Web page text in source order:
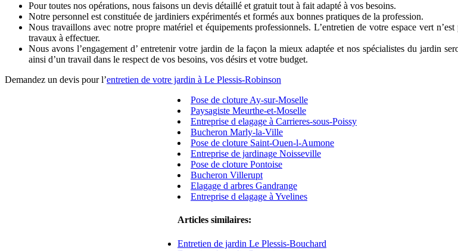
Pour toutes nos opérations, nous faisons un devis détaillé et gratuit tout à fait adapté à vos besoins.
Notre personnel est constituée de jardiniers expérimentés et formés aux bonnes pratiques de la profession.
Nous travaillons avec notre propre matériel et équipements professionnels. L’entretien de votre espace vert
travaux à effectuer.
Nous avons l’engagement d’ entretenir votre jardin de la façon la mieux adaptée et nos spécialistes du jardin
ainsi d’un travail dans le respect de vos besoins, vos désirs et votre budget.
Demandez un devis pour l’entretien de votre jardin à Le Plessis-Robinson
Pose de cloture Ay-sur-Moselle
Paysagiste Meurthe-et-Moselle
Entreprise d elagage à Carrieres-sous-Poissy
Bucheron Marly-la-Ville
Pose de cloture Saint-Ouen-l-Aumone
Entreprise de jardinage Noisseville
Pose de cloture Pontoise
Bucheron Villerupt
Elagage d arbres Gandrange
Entreprise d elagage à Yvelines
Articles similaires:
Entretien de jardin Le Plessis-Bouchard